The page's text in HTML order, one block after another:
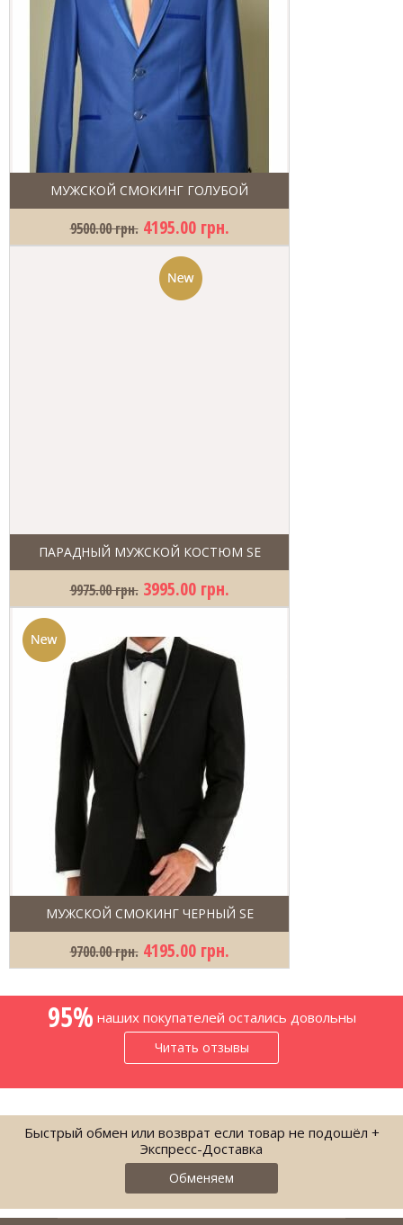
МУЖСКОЙ СМОКИНГ ГОЛУБОЙ
9500.00 грн. 4195.00 грн.
ПАРАДНЫЙ МУЖСКОЙ КОСТЮМ SE
9975.00 грн. 3995.00 грн.
МУЖСКОЙ СМОКИНГ ЧЕРНЫЙ SE
9700.00 грн. 4195.00 грн.
95% наших покупателей остались довольны
Читать отзывы
Быстрый обмен или возврат если товар не подошёл +
Экспресс-Доставка
Обменяем